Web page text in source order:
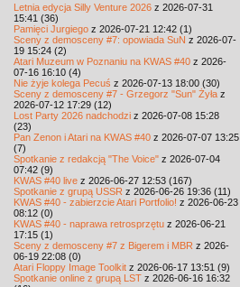
Letnia edycja Silly Venture 2026 z 2026-07-31
15:41 (36)
Pamięci Jurgiego z 2026-07-21 12:42 (1)
Sceny z demosceny #7: opowiada SuN z 2026-07-
19 15:24 (2)
Atari Muzeum w Poznaniu na KWAS #40 z 2026-
07-16 16:10 (4)
Nie żyje kolega Pecuś z 2026-07-13 18:00 (30)
Sceny z demosceny #7 - Grzegorz "Sun" Żyła z
2026-07-12 17:29 (12)
Lost Party 2026 nadchodzi z 2026-07-08 15:28
(23)
Pan Zenon i Atari na KWAS #40 z 2026-07-07 13:25
(7)
Spotkanie z redakcją "The Voice" z 2026-07-04
07:42 (9)
KWAS #40 live z 2026-06-27 12:53 (167)
Spotkanie z grupą USSR z 2026-06-26 19:36 (11)
KWAS #40 - zabierzcie Atari Portfolio! z 2026-06-23
08:12 (0)
KWAS #40 - naprawa retrosprzętu z 2026-06-21
17:15 (1)
Sceny z demosceny #7 z Bigerem i MBR z 2026-
06-19 22:08 (0)
Atari Floppy Image Toolkit z 2026-06-17 13:51 (9)
Spotkanie online z grupą LST z 2026-06-16 16:32